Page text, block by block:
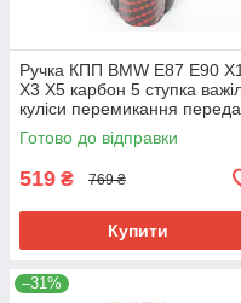
Ручка КПП BMW E87 E90
X3 X5 карбон 5 ступка
куліси перемикання
25117550685
Готово до відправки
519 ₴ 769 ₴
Купити
–31%